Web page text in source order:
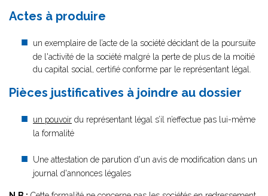
Actes à produire
un exemplaire de l’acte de la société décidant de la poursuite
de l'activité de la société malgré la perte de plus de la moitié
du capital social, certifié conforme par le représentant légal.
Pièces justificatives à joindre au dossier
un pouvoir du représentant légal s’il n’effectue pas lui-même
la formalité
Une attestation de parution d'un avis de modification dans un
journal d'annonces légales